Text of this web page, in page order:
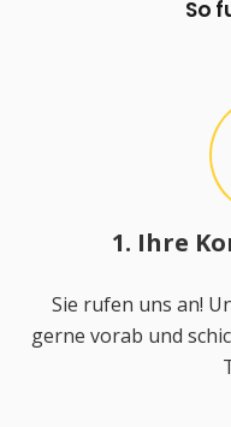
So
1. Ihre
Sie rufen uns an!
gerne vorab und